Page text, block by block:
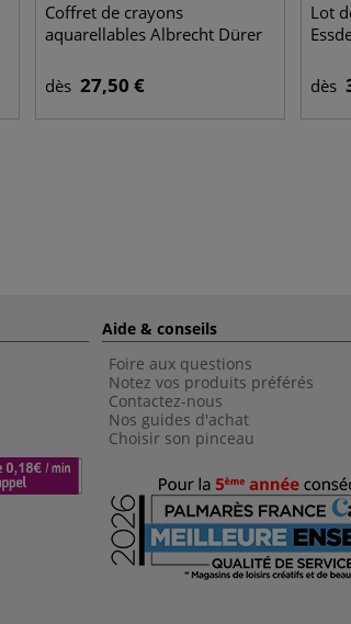
Coffret de crayons
aquarellables Albrecht Dürer
dès 27,50 €
Lot
dès
Aide & conseils
Foire aux questions
Notez vos produits préférés
Contactez-nous
Nos guides d'achat
Choisir son pinceau